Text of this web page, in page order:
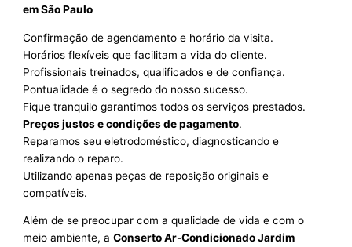
em São Paulo
Confirmação de agendamento e horário da visita.
Horários flexíveis que facilitam a vida do cliente.
Profissionais treinados, qualificados e de confiança.
Pontualidade é o segredo do nosso sucesso.
Fique tranquilo garantimos todos os serviços prestados.
Preços justos e condições de pagamento.
Reparamos seu eletrodoméstico, diagnosticando e
realizando o reparo.
Utilizando apenas peças de reposição originais e
compatíveis.
Além de se preocupar com a qualidade de vida e com o
meio ambiente, aConserto Ar-Condicionado Jardim